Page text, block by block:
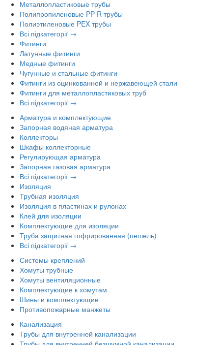
Металлопластиковые трубы
Полипропиленовые PP-R трубы
Полиэтиленовые PEX трубы
Всі підкатегорії →
Фитинги
Латунные фитинги
Медные фитинги
Чугунные и стальные фитинги
Фитинги из оцинкованной и нержавеющей стали
Фитинги для металлопластиковых труб
Всі підкатегорії →
Арматура и комплектующие
Запорная водяная арматура
Коллекторы
Шкафы коллекторные
Регулирующая арматура
Запорная газовая арматура
Всі підкатегорії →
Изоляция
Трубная изоляция
Изоляция в пластинах и рулонах
Клей для изоляции
Комплектующие для изоляции
Труба защитная гофрированная (пешель)
Всі підкатегорії →
Системы креплений
Хомуты трубные
Хомуты вентиляционные
Комплектующие к хомутам
Шины и комплектующие
Противопожарные манжеты
Канализация
Трубы для внутренней канализации